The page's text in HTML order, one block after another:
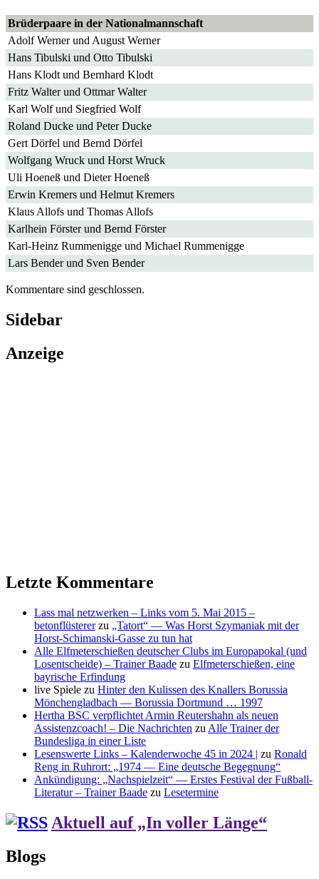
Brüderpaare in der Nationalmannschaft
Adolf Werner und August Werner
Hans Tibulski und Otto Tibulski
Hans Klodt und Bernhard Klodt
Fritz Walter und Ottmar Walter
Karl Wolf und Siegfried Wolf
Roland Ducke und Peter Ducke
Gert Dörfel und Bernd Dörfel
Wolfgang Wruck und Horst Wruck
Uli Hoeneß und Dieter Hoeneß
Erwin Kremers und Helmut Kremers
Klaus Allofs und Thomas Allofs
Karlhein Förster und Bernd Förster
Karl-Heinz Rummenigge und Michael Rummenigge
Lars Bender und Sven Bender
Kommentare sind geschlossen.
Sidebar
Anzeige
Letzte Kommentare
Lass mal netzwerken – Links vom 5. Mai 2015 –
betonflüstererzu „Tatort“ — Was Horst Szymaniak mit der
Horst-Schimanski-Gasse zu tun hat
Alle Elfmeterschießen deutscher Clubs im Europapokal (und
Losentscheide) – Trainer Baade zu Elfmeterschießen, eine
bayrische Erfindung
live Spiele zu Hinter den Kulissen des Knallers Borussia
Mönchengladbach — Borussia Dortmund … 1997
Hertha BSC verpflichtet Armin Reutershahn als neuen
Assistenzcoach! – Die Nachrichten zu Alle Trainer der
Bundesliga in einer Liste
Lesenswerte Links – Kalenderwoche 45 in 2024 | zu Ronald
Reng in Ruhrort: „1974 — Eine deutsche Begegnung“
Ankündigung: „Nachspielzeit“ — Erstes Festival der Fußball-
Literatur – Trainer Baade zu Lesetermine
Aktuell auf „In voller Länge“
Blogs